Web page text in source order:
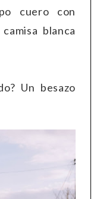
cuero con
blanca
Un besazo